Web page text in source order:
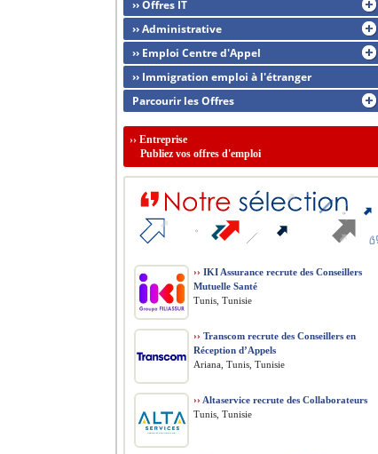
›› Offres IT
›› Administrative
›› Emploi Centre d'Appel
›› Immigration emploi à l'étranger
Parcourir les Offres
›› Entreprise
Publiez vos offres d'emploi
›› IKI Assurance recrute des Conseillers
Mutuelle Santé
Tunis, Tunisie
›› Transcom recrute des Conseillers en
Réception d’Appels
Ariana, Tunis, Tunisie
›› Altaservice recrute des Collaborateurs
Tunis, Tunisie